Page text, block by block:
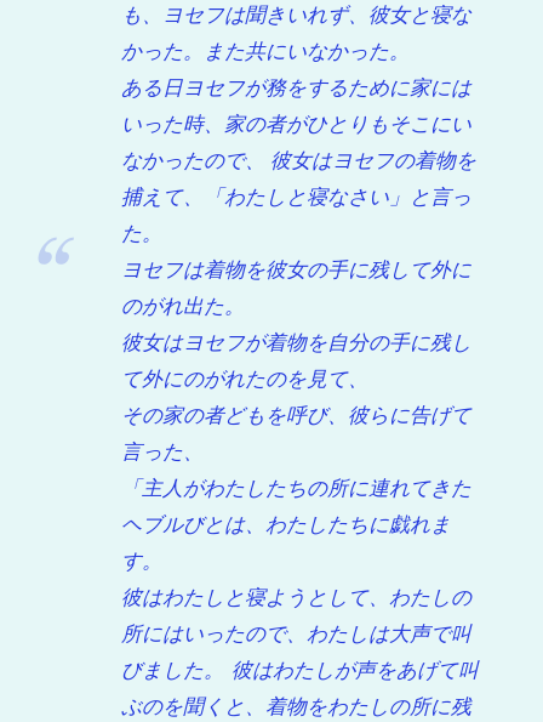
も、ヨセフは聞きいれず、彼女と寝な
かった。また共にいなかった。
ある日ヨセフが務をするために家には
いった時、家の者がひとりもそこにい
なかったので、 彼女はヨセフの着物を
捕えて、「わたしと寝なさい」と言っ
た。
ヨセフは着物を彼女の手に残して外に
のがれ出た。
彼女はヨセフが着物を自分の手に残し
て外にのがれたのを見て、
その家の者どもを呼び、彼らに告げて
言った、
「主人がわたしたちの所に連れてきた
ヘブルびとは、わたしたちに戯れま
す。
彼はわたしと寝ようとして、わたしの
所にはいったので、わたしは大声で叫
びました。 彼はわたしが声をあげて叫
ぶのを聞くと、着物をわたしの所に残